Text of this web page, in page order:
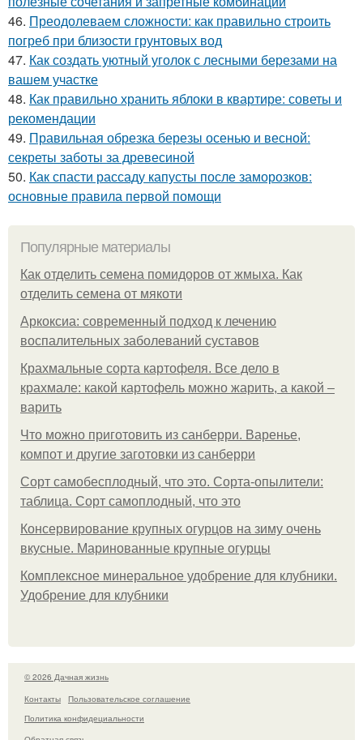
46. Преодолеваем сложности: как правильно строить
погреб при близости грунтовых вод
47. Как создать уютный уголок с лесными березами на
вашем участке
48. Как правильно хранить яблоки в квартире: советы и
рекомендации
49. Правильная обрезка березы осенью и весной:
секреты заботы за древесиной
50. Как спасти рассаду капусты после заморозков:
основные правила первой помощи
Популярные материалы
Как отделить семена помидоров от жмыха. Как
отделить семена от мякоти
Аркоксиа: современный подход к лечению
воспалительных заболеваний суставов
Крахмальные сорта картофеля. Все дело в
крахмале: какой картофель можно жарить, а какой –
варить
Что можно приготовить из санберри. Варенье,
компот и другие заготовки из санберри
Сорт самобесплодный, что это. Сорта-опылители:
таблица. Сорт самоплодный, что это
Консервирование крупных огурцов на зиму очень
вкусные. Маринованные крупные огурцы
Комплексное минеральное удобрение для клубники.
Удобрение для клубники
© 2026 Дачная жизнь
Контакты
Пользовательское соглашение
Политика конфидециальности